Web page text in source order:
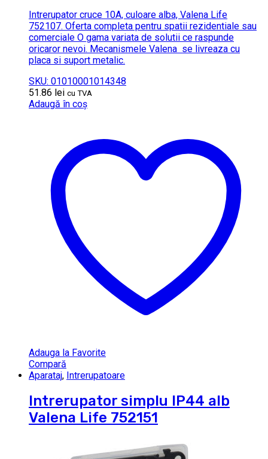
Intrerupator cruce 10A, culoare alba, Valena Life
752107. Oferta completa pentru spatii rezidentiale sau
comerciale O gama variata de solutii ce raspunde
oricaror nevoi. Mecanismele Valena se livreaza cu
placa si suport metalic.
SKU: 01010001014348
51.86 lei cu TVA
Adaugă în coș
Adauga la Favorite
Compară
Aparataj, Intrerupatoare
Intrerupator simplu IP44 alb
Valena Life 752151